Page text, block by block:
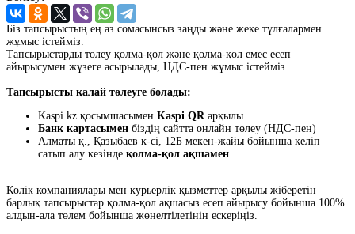
Біз тапсырыстың ең аз сомасынсыз заңды және жеке тұлғалармен
жұмыс істейміз.
Тапсырыстарды төлеу қолма-қол және қолма-қол емес есеп
айырысумен жүзеге асырылады, НДС-пен жұмыс істейміз.
Тапсырысты қалай төлеуге болады:
Kaspi.kz қосымшасымен Kaspi QRарқылы
Банк картасымен біздің сайтта онлайн төлеу (НДС-пен)
Алматы қ., Қазыбаев к-сі, 12Б мекен-жайы бойынша келіп
сатып алу кезінде қолма-қол ақшамен
Көлік компаниялары мен курьерлік қызметтер арқылы жіберетін
барлық тапсырыстар қолма-қол ақшасыз есеп айырысу бойынша 100%
алдын-ала төлем бойынша жөнелтілетінін ескеріңіз.